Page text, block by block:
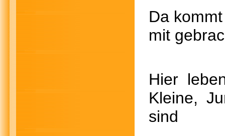
Da
mit
Hier
Kleine,
sind